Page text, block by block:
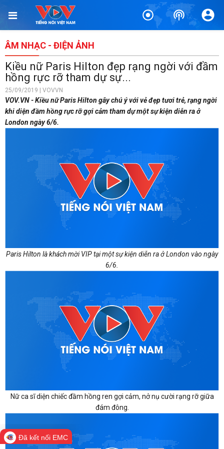
ÂM NHẠC - ĐIỆN ẢNH
Kiều nữ Paris Hilton đẹp rạng ngời với đầm
hồng rực rỡ tham dự sự...
25/09/2019 | VOVVN
VOV.VN - Kiều nữ Paris Hilton gây chú ý với vẻ đẹp tươi trẻ, rạng ngời
khi diện đầm hồng rực rỡ gợi cảm tham dự một sự kiện diễn ra ở
London ngày 6/6.
Paris Hilton là khách mời VIP tại một sự kiện diễn ra ở London vào ngày
6/6.
Nữ ca sĩ diện chiếc đầm hồng ren gợi cảm, nở nụ cười rạng rỡ giữa
đám đông.
Đã kết nối EMC